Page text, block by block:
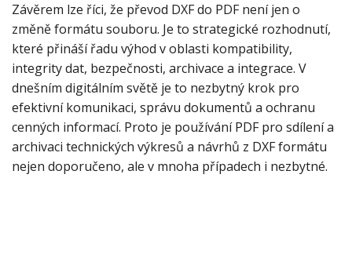
Závěrem lze říci, že převod DXF do PDF není jen o
změně formátu souboru. Je to strategické rozhodnutí,
které přináší řadu výhod v oblasti kompatibility,
integrity dat, bezpečnosti, archivace a integrace. V
dnešním digitálním světě je to nezbytný krok pro
efektivní komunikaci, správu dokumentů a ochranu
cenných informací. Proto je používání PDF pro sdílení a
archivaci technických výkresů a návrhů z DXF formátu
nejen doporučeno, ale v mnoha případech i nezbytné.